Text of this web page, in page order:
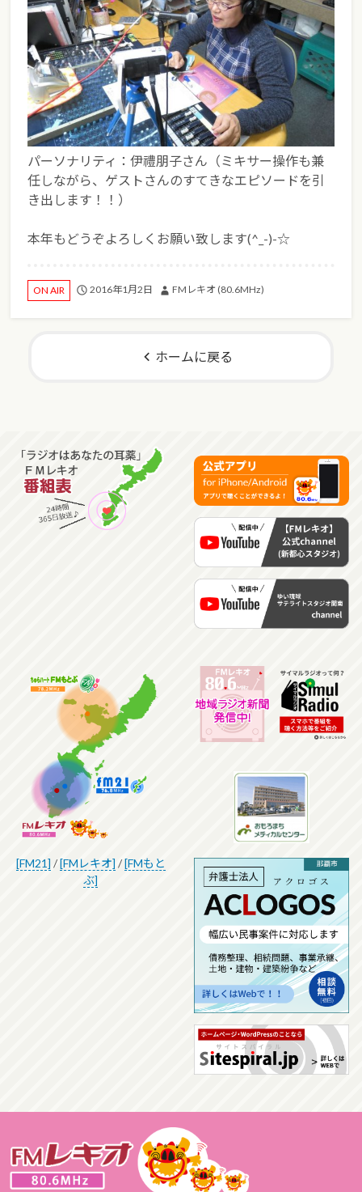
パーソナリティ：伊禮朋子さん（ミキサー操作も兼
任しながら、ゲストさんのすてきなエピソードを引
き出します！！）
本年もどうぞよろしくお願い致します(^_-)-☆
ON AIR 2016年1月2日 FMレキオ (80.6MHz)
ホームに戻る
[FM21] /[FMレキオ] /[FMもと
ぶ]